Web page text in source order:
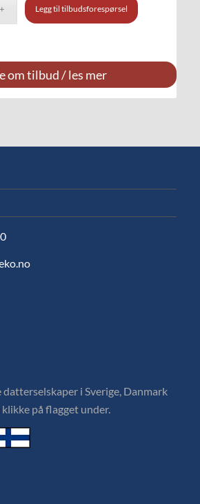
Legg til tilbudsforespørsel
om tilbud / les mer
i Sverige, Danmark
på flagget under.